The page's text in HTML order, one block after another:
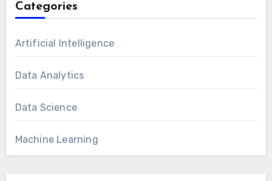
Categories
Artificial Intelligence
Data Analytics
Data Science
Machine Learning